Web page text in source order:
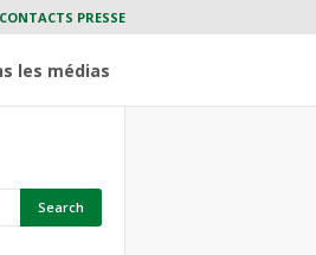
CONTACTS PRESSE
les médias